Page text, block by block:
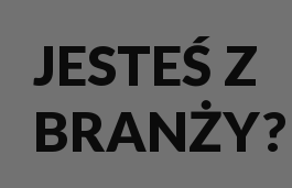
JESTEŚ Z
BRANŻY?